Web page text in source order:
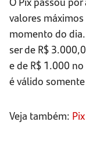
valores
momento do
ser de R$
e de R$ 1.000
é válido somente
Veja também: